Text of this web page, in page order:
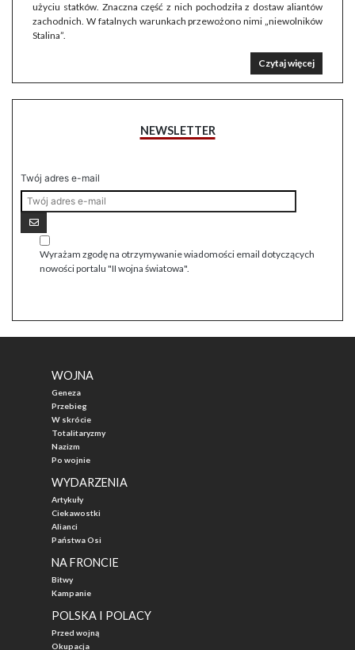
użyciu statków. Znaczna część z nich pochodziła z dostaw aliantów
zachodnich. W fatalnych warunkach przewożono nimi „niewolników
Stalina”.
Czytaj więcej
NEWSLETTER
Twój adres e-mail
Wyrażam zgodę na otrzymywanie wiadomości email dotyczących
nowości portalu "II wojna światowa".
WOJNA
Geneza
Przebieg
W skrócie
Totalitaryzmy
Nazizm
Po wojnie
WYDARZENIA
Artykuły
Ciekawostki
Alianci
Państwa Osi
NA FRONCIE
Bitwy
Kampanie
POLSKA I POLACY
Przed wojną
Okupacja